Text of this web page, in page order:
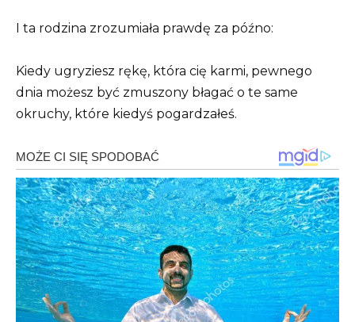
I ta rodzina zrozumiała prawdę za późno:
Kiedy ugryziesz rękę, która cię karmi, pewnego
dnia możesz być zmuszony błagać o te same
okruchy, które kiedyś pogardzałeś.